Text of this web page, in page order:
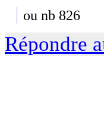
ou nb 826
Répondre